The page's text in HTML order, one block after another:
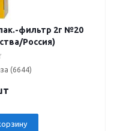
фильтр 2г №20
Россия)
(6644)